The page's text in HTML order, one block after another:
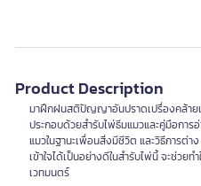
Product Description
มาฝึกฝนสติปัญญาอันปราดเปรื่องคล้าย
ประกอบด้วยสำรับไพ่ธีมแมวและคู่มือการ
แมวในฐานะเพื่อนสิ่งมีชีวิต และวิธีการต่
เข้าใจได้เป็นอย่างดีในสำรับไพ่นี้ จะช่วย
เวทมนตร์